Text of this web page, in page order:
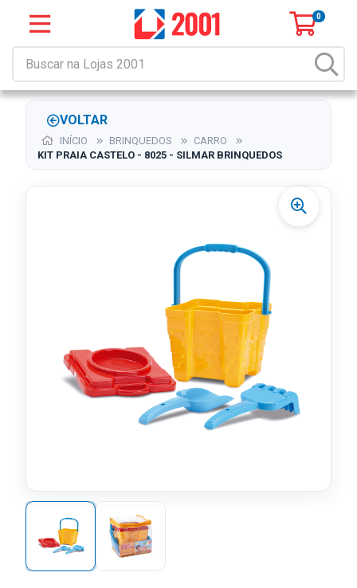
0
VOLTAR
INÍCIO BRINQUEDOS
CARRO
KIT PRAIA CASTELO - 8025 - SILMAR BRINQUEDOS